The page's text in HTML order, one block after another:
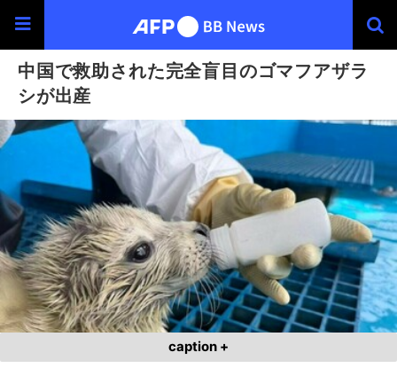
中国で救助された完全盲目のゴマフアザラ
シが出産
caption +